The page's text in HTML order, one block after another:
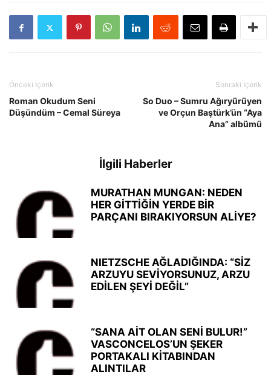
Önceki İçerik
Roman Okudum Seni
Düşündüm – Cemal Süreya
Sonraki İçerik
So Duo – Sumru Ağıryürüyen
ve Orçun Baştürk’ün “Aya
Ana” albümü
İlgili Haberler
MURATHAN MUNGAN: NEDEN
HER GİTTİĞİN YERDE BİR
PARÇANI BIRAKIYORSUN ALİYE?
NIETZSCHE AĞLADIĞINDA: “SİZ
ARZUYU SEVİYORSUNUZ, ARZU
EDİLEN ŞEYİ DEĞİL”
“SANA AİT OLAN SENİ BULUR!”
VASCONCELOS’UN ŞEKER
PORTAKALI KİTABINDAN
ALINTILAR